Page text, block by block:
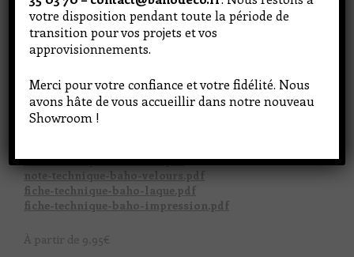
note-technique-baho-mat.pdf
note-technique-baho-velours.pdf
fiche-technique-baho-laque.pdf
fiche-technique-baho-impression.pdf
À partir de 9,95€
votre disposition pendant toute la période de
transition pour vos projets et vos
approvisionnements.
Merci pour votre confiance et votre fidélité. Nous
avons hâte de vous accueillir dans notre nouveau
Showroom !